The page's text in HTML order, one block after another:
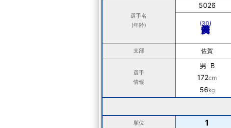
選手名
(年齢)
5026
(30)
支部 佐賀
選手
情報
男 B
172cm
56kg
順位 1